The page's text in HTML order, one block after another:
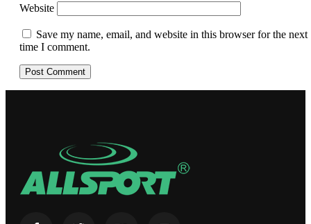
Website
Save my name, email, and website in this browser for the next
time I comment.